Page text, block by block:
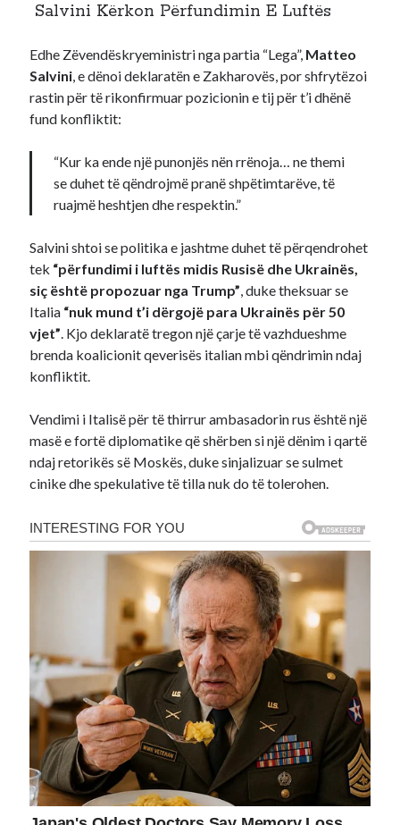
️ Salvini Kërkon Përfundimin E Luftës
Edhe Zëvendëskryeministri nga partia “Lega”, Matteo
Salvini, e dënoi deklaratën e Zakharovës, por shfrytëzoi
rastin për të rikonfirmuar pozicionin e tij për t’i dhënë
fund konfliktit:
“Kur ka ende një punonjës nën rrënoja… ne themi
se duhet të qëndrojmë pranë shpëtimtarëve, të
ruajmë heshtjen dhe respektin.”
Salvini shtoi se politika e jashtme duhet të përqendrohet
tek “përfundimi i luftës midis Rusisë dhe Ukrainës,
siç është propozuar nga Trump”, duke theksuar se
Italia “nuk mund t’i dërgojë para Ukrainës për 50
vjet”. Kjo deklaratë tregon një çarje të vazhdueshme
brenda koalicionit qeverisës italian mbi qëndrimin ndaj
konfliktit.
Vendimi i Italisë për të thirrur ambasadorin rus është një
masë e fortë diplomatike që shërben si një dënim i qartë
ndaj retorikës së Moskës, duke sinjalizuar se sulmet
cinike dhe spekulative të tilla nuk do të tolerohen.